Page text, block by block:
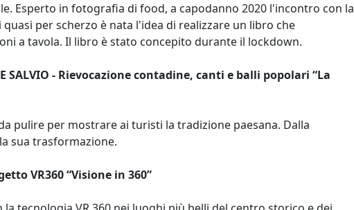
Esperto in fotografia di food, a capodanno 2020 l'incontro con la
per scherzo è nata l'idea di realizzare un libro che
a tavola. Il libro è stato concepito durante il lockdown.
SALVIO - Rievocazione contadine, canti e balli popolari “La
pulire per mostrare ai turisti la tradizione paesana. Dalla
sua trasformazione.
VR360 “Visione in 360”